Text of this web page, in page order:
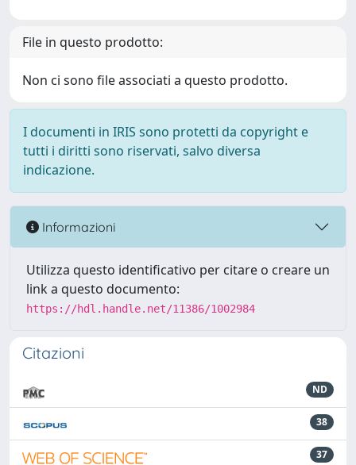
File in questo prodotto:
Non ci sono file associati a questo prodotto.
I documenti in IRIS sono protetti da copyright e
tutti i diritti sono riservati, salvo diversa
indicazione.
Informazioni
Utilizza questo identificativo per citare o creare un
link a questo documento:
https://hdl.handle.net/11386/1002984
Citazioni
ND
38
37